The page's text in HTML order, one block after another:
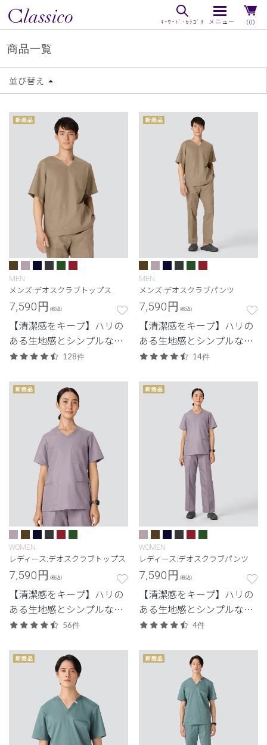
（0）
商品一覧
並び替え
MEN
メンズ:デオスクラブトップス
7,590円 (税込)
【清潔感をキープ】ハリの
ある生地感とシンプルなデ
ザイン。清潔感と快適さに
ル。
128件
MEN
メンズ:デオスクラブパンツ
7,590円 (税込)
【清潔感をキープ】ハリの
ある生地感とシンプルなデ
ザイン。清潔感と快適さに
ル。
14件
WOMEN
レディース:デオスクラブトップス
7,590円 (税込)
【清潔感をキープ】ハリの
ある生地感とシンプルなデ
ザイン。清潔感と快適さに
ル。
56件
WOMEN
レディース:デオスクラブパンツ
7,590円 (税込)
【清潔感をキープ】ハリの
ある生地感とシンプルなデ
ザイン。清潔感と快適さに
ル。
4件